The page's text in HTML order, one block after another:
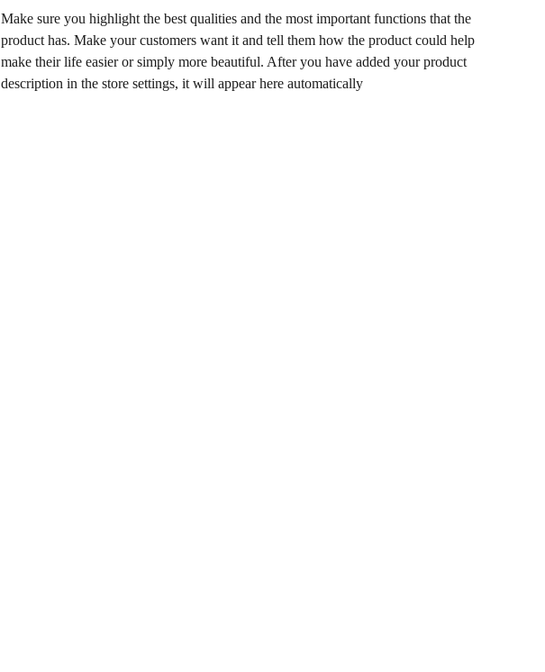
Make sure you highlight the best qualities and the most important functions that the
product has. Make your customers want it and tell them how the product could help
make their life easier or simply more beautiful. After you have added your product
description in the store settings, it will appear here automatically